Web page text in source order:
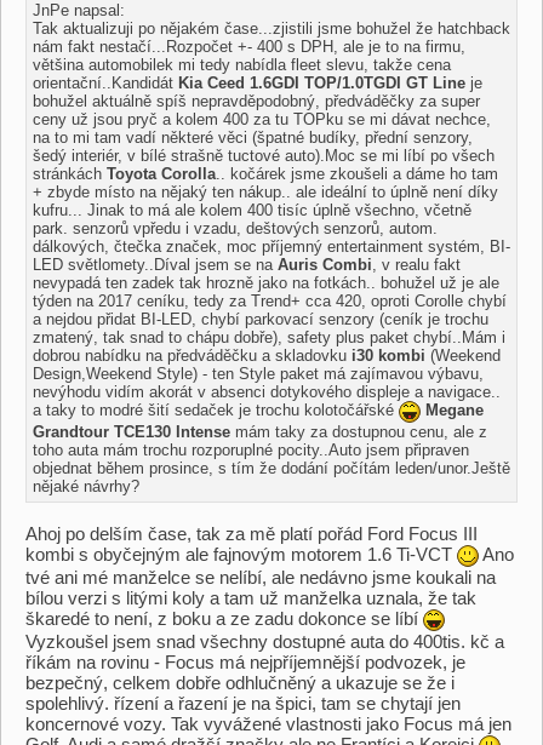
JnPe napsal:
Tak aktualizuji po nějakém čase...zjistili jsme bohužel že hatchback
nám fakt nestačí...Rozpočet +- 400 s DPH, ale je to na firmu,
většina automobilek mi tedy nabídla fleet slevu, takže cena
orientační..Kandidát Kia Ceed 1.6GDI TOP/1.0TGDI GT Line je
bohužel aktuálně spíš nepravděpodobný, předváděčky za super
ceny už jsou pryč a kolem 400 za tu TOPku se mi dávat nechce,
na to mi tam vadí některé věci (špatné budíky, přední senzory,
šedý interiér, v bílé strašně tuctové auto).Moc se mi líbí po všech
stránkách Toyota Corolla.. kočárek jsme zkoušeli a dáme ho tam
+ zbyde místo na nějaký ten nákup.. ale ideální to úplně není díky
kufru... Jinak to má ale kolem 400 tisíc úplně všechno, včetně
park. senzorů vpředu i vzadu, deštových senzorů, autom.
dálkových, čtečka značek, moc příjemný entertainment systém, BI-
LED světlomety..Díval jsem se naAuris Combi, v realu fakt
nevypadá ten zadek tak hrozně jako na fotkách.. bohužel už je ale
týden na 2017 ceníku, tedy za Trend+ cca 420, oproti Corolle chybí
a nejdou přidat BI-LED, chybí parkovací senzory (ceník je trochu
zmatený, tak snad to chápu dobře), safety plus paket chybí..Mám i
dobrou nabídku na předváděčku a skladovku i30 kombi (Weekend
Design,Weekend Style) - ten Style paket má zajímavou výbavu,
nevýhodu vidím akorát v absenci dotykového displeje a navigace..
a taky to modré šití sedaček je trochu kolotočářské
Megane
Grandtour TCE130 Intense mám taky za dostupnou cenu, ale z
toho auta mám trochu rozporuplné pocity..Auto jsem připraven
objednat během prosince, s tím že dodání počítám leden/unor.Ještě
nějaké návrhy?
Ahoj po delším čase, tak za mě platí pořád Ford Focus III
kombi s obyčejným ale fajnovým motorem 1.6 Ti-VCT
Ano
tvé ani mé manželce se nelíbí, ale nedávno jsme koukali na
bílou verzi s litými koly a tam už manželka uznala, že tak
škaredé to není, z boku a ze zadu dokonce se líbí
Vyzkoušel jsem snad všechny dostupné auta do 400tis. kč a
říkám na rovinu - Focus má nejpříjemnější podvozek, je
bezpečný, celkem dobře odhlučněný a ukazuje se že i
spolehlivý. řízení a řazení je na špici, tam se chytají jen
koncernové vozy. Tak vyvážené vlastnosti jako Focus má jen